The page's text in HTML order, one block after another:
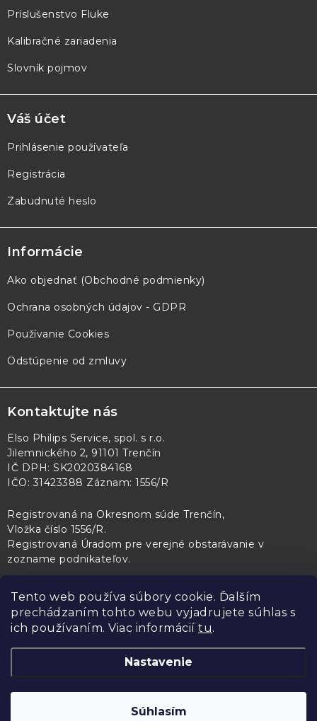
Tento web používa súbory cookie. Ďalším
prechádzaním tohto webu vyjadrujete súhlas s
ich používaním. Viac informácií tu.
Nastavenie
Súhlasím
ePríslušenstvo Fluke
Kalibračné zariadenia
Slovník pojmov
Váš účet
Prihlásenie používateľa
Registrácia
Zabudnuté heslo
Informácie
Ako objednať (Obchodné podmienky)
Ochrana osobných údajov - GDPR
Používanie Cookies
Odstúpenie od zmluvy
Kontaktujte nás
Elso Philips Service, spol. s r.o.
Jilemnického 2, 91101 Trenčín
IČ DPH: SK2020384168
IČO: 31423388 Záznam: 1556/R
Registrovaná na Okresnom súde Trenčín,
Vložka číslo 1556/R.
Registrovaná Úradom pre verejné obstarávanie v
zozname podnikateľov.
PL Servis Kontroltech Technický skúšobný ústav Piešťany
Copyright 2026
Upraviť
nastavenie cookies